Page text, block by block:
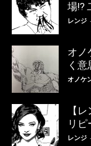
場!?
レンジ -
オノ
く
オノケ
【
リ
レンジ -